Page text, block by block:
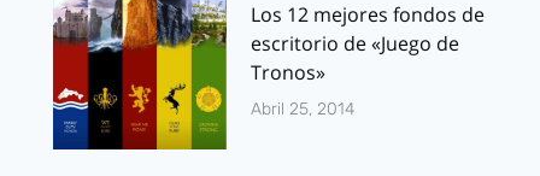
Los 12 mejores fondos de
escritorio de «Juego de
Tronos»
Abril 25, 2014